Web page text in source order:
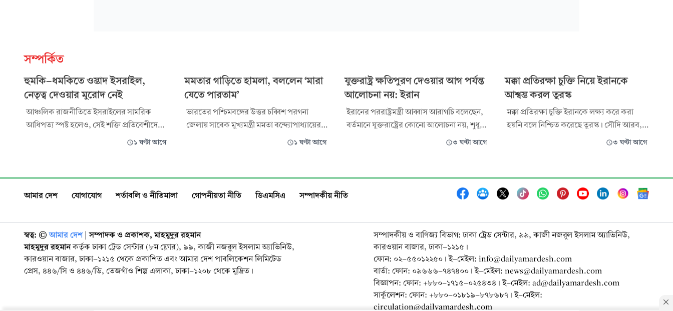
সম্পর্কিত
হুমকি-ধমকিতে ওস্তাদ ইসরাইল,
নেতৃত্ব দেওয়ার মুরোদ নেই
আঞ্চলিক রাজনীতিতে ইসরাইলের সামরিক
আধিপত্য স্পষ্ট হলেও, সেই শক্তি প্রতিবেশীদের
সম্মতি, আস্থা ও সহযোগিতায় রূপান্তর করতে
দেশটির আঞ্চলিক আধিপত্যের ভিত্তি দুর্বল
১ ঘণ্টা আগে
মমতার গাড়িতে হামলা, বললেন ‘মারা
যেতে পারতাম’
ভারতের পশ্চিমবঙ্গের উত্তর চব্বিশ পরগনা
জেলায় সাবেক মুখ্যমন্ত্রী মমতা বন্দ্যোপাধ্যায়ের
গাড়িতে হামলার হয়েছে বলে অভিযোগ উঠেছে।
যার আঘাতে তিনি মারা যেতে পারতেন।
পশ্চিমবঙ্গের বিজেপি এই হামলার নিন্দা করেছে এ
১ ঘণ্টা আগে
যুক্তরাষ্ট্র ক্ষতিপুরণ দেওয়ার আগ পর্যন্ত
আলোচনা নয়: ইরান
ইরানের পররাষ্ট্রমন্ত্রী আব্বাস আরাগচি বলেছেন,
বর্তমানে যুক্তরাষ্ট্রের কোনো আলোচনা নয়, শুধু
মধ্যস্থতাকারীদের মাধ্যমে বার্তা বিনিময় হচ্ছে।
ক্ষতিপূরণ না দেওয়া পর্যন্ত সরাসরি আলোচনা
৩ ঘণ্টা আগে
মক্কা প্রতিরক্ষা চুক্তি নিয়ে ইরানকে
আশ্বস্ত করল তুরস্ক
মক্কা প্রতিরক্ষা চুক্তি ইরানকে লক্ষ্য করে করা
হয়নি বলে নিশ্চিত করেছে তুরস্ক। সৌদি আরব,
পাকিস্তান ও তুরস্কের মধ্যে স্বাক্ষরিত চুক্তির বিষয়ে
তুর্কি পররাষ্ট্রমন্ত্রী হাকান ফিদান।
৩ ঘণ্টা আগে
আমার দেশ যোগাযোগ শর্তাবলি ও নীতিমালা গোপনীয়তা নীতি ডিএমসিএ সম্পাদকীয় নীতি
স্বত্ব: ©️ আমার দেশ| সম্পাদক ও প্রকাশক, মাহমুদুর রহমান
মাহমুদুর রহমানকর্তৃক ঢাকা ট্রেড সেন্টার (৮ম ফ্লোর), ৯৯, কাজী নজরুল ইসলাম অ্যাভিনিউ,
কারওয়ান বাজার, ঢাকা-১২১৫ থেকে প্রকাশিত এবং আমার দেশ পাবলিকেশন লিমিটেড
প্রেস, ৪৪৬/সি ও ৪৪৬/ডি, তেজগাঁও শিল্প এলাকা, ঢাকা-১২০৮ থেকে মুদ্রিত।
সম্পাদকীয় ও বাণিজ্য বিভাগ: ঢাকা ট্রেড সেন্টার, ৯৯, কাজী নজরুল ইসলাম অ্যাভিনিউ,
কারওয়ান বাজার, ঢাকা-১২১৫।
ফোন: ০২-৫৫০১২২৫০। ই-মেইল: info@dailyamardesh.com
বার্তা: ফোন: ০৯৬৬৬-৭৪৭৪০০। ই-মেইল: news@dailyamardesh.com
বিজ্ঞাপন: ফোন: +৮৮০-১৭১৫-০২৫৪৩৪ । ই-মেইল: ad@dailyamardesh.com
সার্কুলেশন: ফোন: +৮৮০-০১৮১৯-৮৭৮৬৮৭ । ই-মেইল:
circulation@dailyamardesh.com